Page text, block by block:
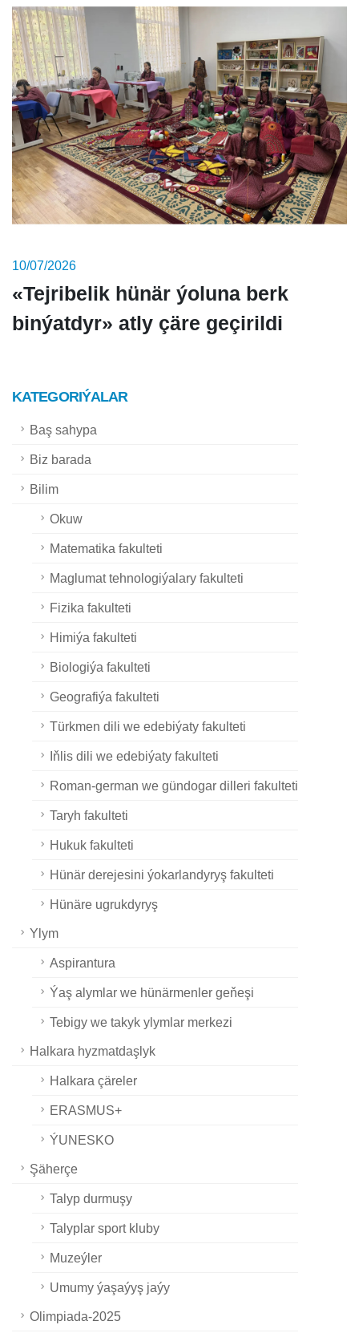
10/07/2026
«Tejribelik hünär ýoluna berk
binýatdyr» atly çäre geçirildi
KATEGORIÝALAR
Baş sahypa
Biz barada
Bilim
Okuw
Matematika fakulteti
Maglumat tehnologiýalary fakulteti
Fizika fakulteti
Himiýa fakulteti
Biologiýa fakulteti
Geografiýa fakulteti
Türkmen dili we edebiýaty fakulteti
Iňlis dili we edebiýaty fakulteti
Roman-german we gündogar dilleri fakulteti
Taryh fakulteti
Hukuk fakulteti
Hünär derejesini ýokarlandyryş fakulteti
Hünäre ugrukdyryş
Ylym
Aspirantura
Ýaş alymlar we hünärmenler geňeşi
Tebigy we takyk ylymlar merkezi
Halkara hyzmatdaşlyk
Halkara çäreler
ERASMUS+
ÝUNESKO
Şäherçe
Talyp durmuşy
Talyplar sport kluby
Muzeýler
Umumy ýaşaýyş jaýy
Olimpiada-2025